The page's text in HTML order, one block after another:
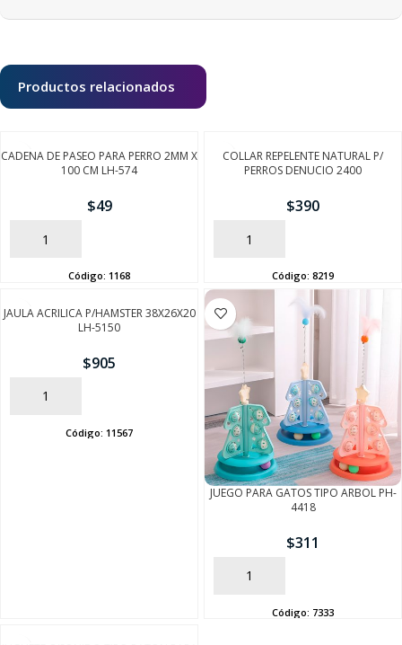
Productos relacionados
CADENA DE PASEO PARA PERRO 2MM X
100 CM LH-574
$49
AÑADIR
Código: 1168
COLLAR REPELENTE NATURAL P/
PERROS DENUCIO 2400
$390
AÑADIR
Código: 8219
JAULA ACRILICA P/HAMSTER 38X26X20
LH-5150
$905
AÑADIR
Código: 11567
JUEGO PARA GATOS TIPO ARBOL PH-
4418
$311
AÑADIR
Código: 7333